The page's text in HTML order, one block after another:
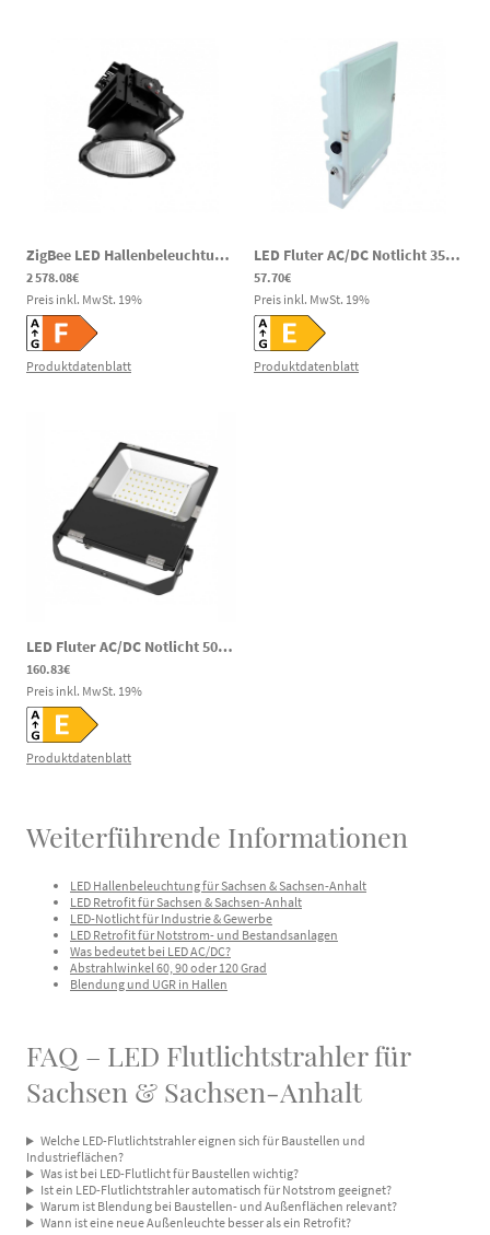
ZigBee LED Hallenbeleuchtung 400W IP65 30.000lm 2600-6500K 100-240V AC
2 578.08€
Preis inkl. MwSt. 19%
Produktdatenblatt
LED Fluter AC/DC Notlicht 35W 3850lm 5700K 120-269V DC 100-240V AC
57.70€
Preis inkl. MwSt. 19%
Produktdatenblatt
LED Fluter AC/DC Notlicht 50W 5500lm 5000K 80-269V DC 100-277V AC speziell für Wasserwerke und Zisternen
160.83€
Preis inkl. MwSt. 19%
Produktdatenblatt
Weiterführende Informationen
LED Hallenbeleuchtung für Sachsen & Sachsen-Anhalt
LED Retrofit für Sachsen & Sachsen-Anhalt
LED-Notlicht für Industrie & Gewerbe
LED Retrofit für Notstrom- und Bestandsanlagen
Was bedeutet bei LED AC/DC?
Abstrahlwinkel 60, 90 oder 120 Grad
Blendung und UGR in Hallen
FAQ – LED Flutlichtstrahler für
Sachsen & Sachsen-Anhalt
Welche LED-Flutlichtstrahler eignen sich für Baustellen und
Industrieflächen?
Was ist bei LED-Flutlicht für Baustellen wichtig?
Ist ein LED-Flutlichtstrahler automatisch für Notstrom geeignet?
Warum ist Blendung bei Baustellen- und Außenflächen relevant?
Wann ist eine neue Außenleuchte besser als ein Retrofit?